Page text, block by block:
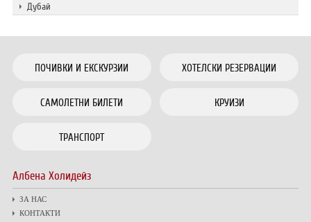
Дубай
ПОЧИВКИ И ЕКСКУРЗИИ ХОТЕЛСКИ РЕЗЕРВАЦИИ
САМОЛЕТНИ БИЛЕТИ КРУИЗИ
ТРАНСПОРТ
Албена Холидейз
ЗА НАС
КОНТАКТИ